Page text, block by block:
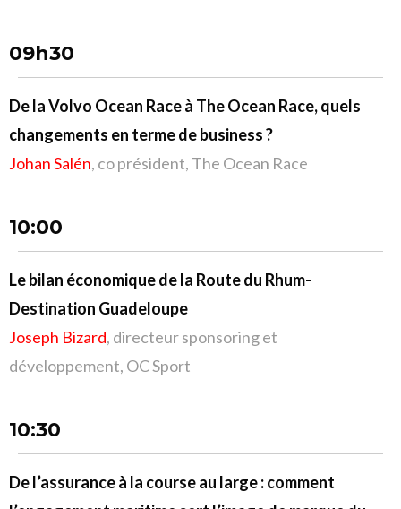
09h30
De la Volvo Ocean Race à The Ocean Race, quels
changements en terme de business ?
Johan Salén, co président, The Ocean Race
10:00
Le bilan économique de la Route du Rhum-
Destination Guadeloupe
Joseph Bizard, directeur sponsoring et
développement, OC Sport
10:30
De l’assurance à la course au large : comment